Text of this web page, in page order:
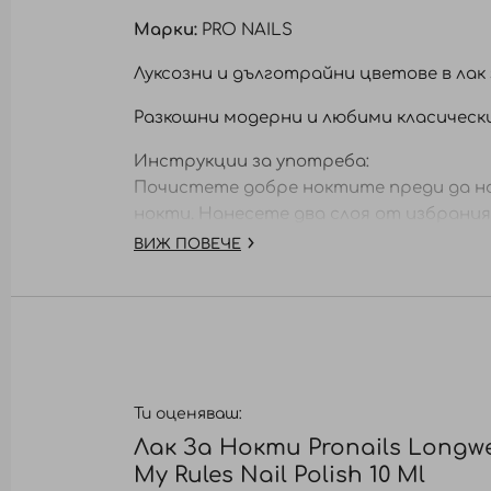
Марки: PRO NAILS
Луксозни и дълготрайни цветове в
Разкошни модерни и любими
Инструкции за употреба:
Почистете добре ноктите преди да
нокти. Нанесете два слоя от
LongWear Finish и оставете да изсъхне.
ВИЖ ПОВЕЧЕ
Ти оценяваш:
Лак За Нокти Pronails
My Rules Nail Polish 10 Ml